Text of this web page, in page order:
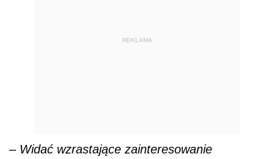
REKLAMA
– Widać wzrastające zainteresowanie